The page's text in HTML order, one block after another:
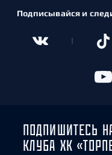
Подписывайся и
ПОДПИШИТЕСЬ
КЛУБА ХК